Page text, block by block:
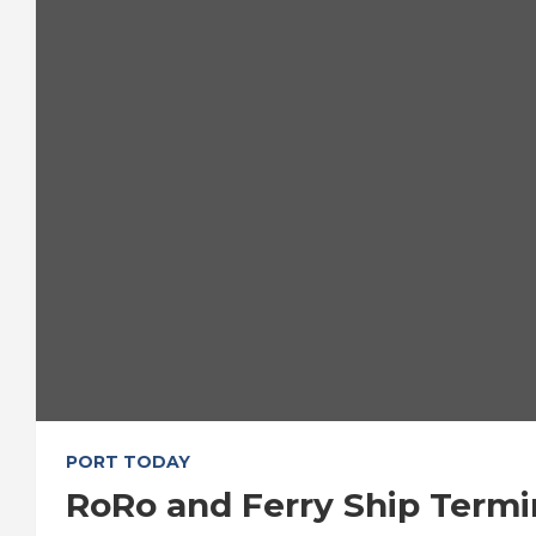
PORT TODAY
RoRo and Ferry Ship